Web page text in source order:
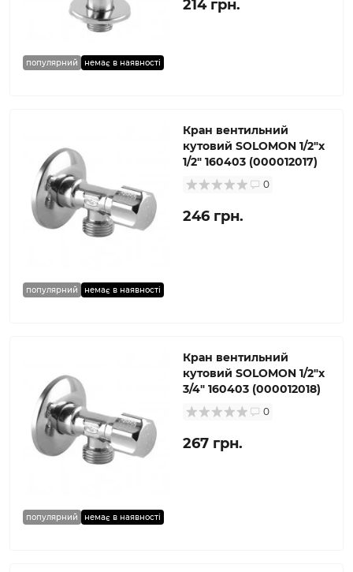
популярний немає в наявності
214 грн.
популярний немає в наявності
Кран вентильний
кутовий SOLOMON 1/2″х
1/2″ 160403 (000012017)
0
246 грн.
популярний немає в наявності
Кран вентильний
кутовий SOLOMON 1/2″х
3/4″ 160403 (000012018)
0
267 грн.